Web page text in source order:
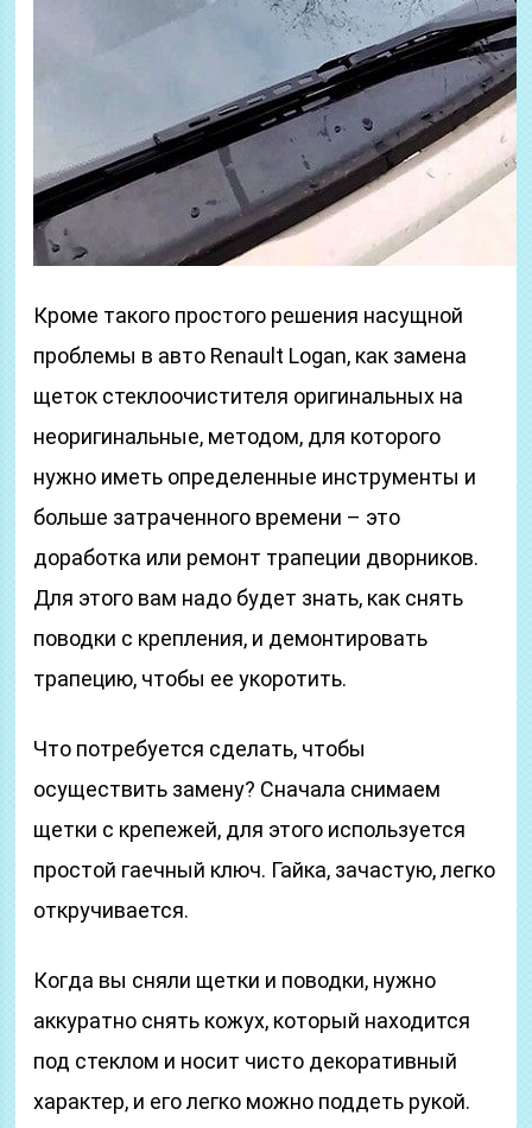
Кроме такого простого решения насущной
проблемы в авто Renault Logan, как замена
щеток стеклоочистителя оригинальных на
неоригинальные, методом, для которого
нужно иметь определенные инструменты и
больше затраченного времени – это
доработка или ремонт трапеции дворников.
Для этого вам надо будет знать, как снять
поводки с крепления, и демонтировать
трапецию, чтобы ее укоротить.
Что потребуется сделать, чтобы
осуществить замену? Сначала снимаем
щетки с крепежей, для этого используется
простой гаечный ключ. Гайка, зачастую, легко
откручивается.
Когда вы сняли щетки и поводки, нужно
аккуратно снять кожух, который находится
под стеклом и носит чисто декоративный
характер, и его легко можно поддеть рукой.